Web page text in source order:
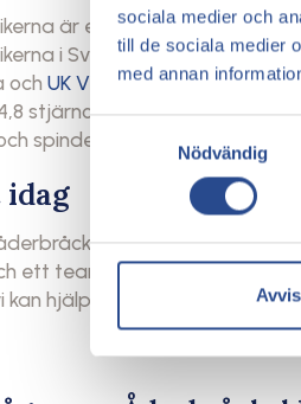
sociala medier och
till de sociala medier
med annan
Nödvändig
är en del avNordic
i Sverige,Dansk
och UK Vein Carei
stjärnor kombinerar vi
spindelvener.
idag
ska inte hålla dig
ett team som gör det med
hjälpa just dig. Vi finns